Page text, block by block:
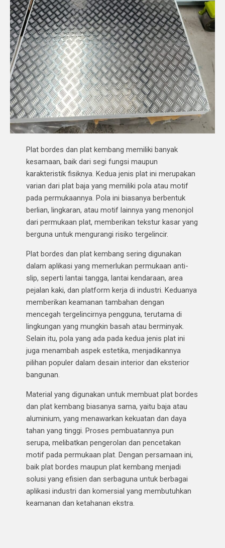
Plat bordes dan plat kembang memiliki banyak
kesamaan, baik dari segi fungsi maupun
karakteristik fisiknya. Kedua jenis plat ini merupakan
varian dari plat baja yang memiliki pola atau motif
pada permukaannya. Pola ini biasanya berbentuk
berlian, lingkaran, atau motif lainnya yang menonjol
dari permukaan plat, memberikan tekstur kasar yang
berguna untuk mengurangi risiko tergelincir.
Plat bordes dan plat kembang sering digunakan
dalam aplikasi yang memerlukan permukaan anti-
slip, seperti lantai tangga, lantai kendaraan, area
pejalan kaki, dan platform kerja di industri. Keduanya
memberikan keamanan tambahan dengan
mencegah tergelincirnya pengguna, terutama di
lingkungan yang mungkin basah atau berminyak.
Selain itu, pola yang ada pada kedua jenis plat ini
juga menambah aspek estetika, menjadikannya
pilihan populer dalam desain interior dan eksterior
bangunan.
Material yang digunakan untuk membuat plat bordes
dan plat kembang biasanya sama, yaitu baja atau
aluminium, yang menawarkan kekuatan dan daya
tahan yang tinggi. Proses pembuatannya pun
serupa, melibatkan pengerolan dan pencetakan
motif pada permukaan plat. Dengan persamaan ini,
baik plat bordes maupun plat kembang menjadi
solusi yang efisien dan serbaguna untuk berbagai
aplikasi industri dan komersial yang membutuhkan
keamanan dan ketahanan ekstra.